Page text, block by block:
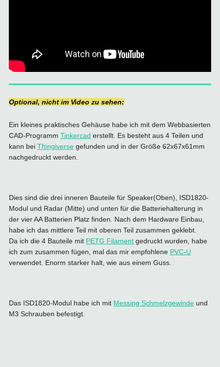
Optional, nicht im Video zu sehen:
Ein kleines praktisches Gehäuse habe ich mit dem Webbasierten
CAD-Programm Tinkercad erstellt. Es besteht aus 4 Teilen und
kann bei Thingiversegefunden und in der Größe 62x67x61mm
nachgedruckt werden.
Dies sind die drei inneren Bauteile für Speaker(Oben), ISD1820-
Modul und Radar (Mitte) und unten für die Batteriehalterung in
der vier AA Batterien Platz finden. Nach dem Hardware Einbau,
habe ich das mittlere Teil mit oberen Teil zusammen geklebt.
Da ich die 4 Bauteile mit PETG Filamentgedruckt wurden, habe
ich zum zusammen fügen, mal das mir empfohlene PVC-U
verwendet. Enorm starker halt, wie aus einem Guss.
Das ISD1820-Modul habe ich mit Messing Schmelzgewindeund
M3 Schrauben befestigt.